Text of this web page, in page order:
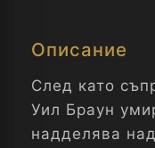
Описание
След като
Уил Браун
надделява